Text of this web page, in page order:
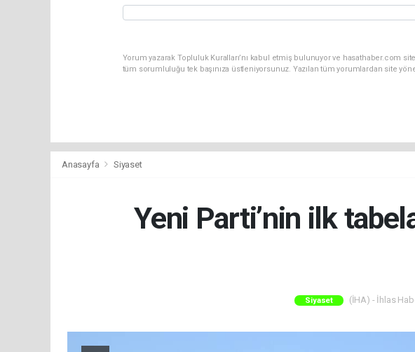
Yorum yazarak Topluluk Kuralları’nı kabul etmiş bulunuyor ve hasathaber.com
tüm sorumluluğu tek başınıza üstleniyorsunuz. Yazılan tüm yorumlardan site
Anasayfa Siyaset
Yeni Parti’nin ilk
Siyaset (İHA) - İhlas